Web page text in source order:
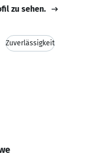
zu sehen.
Zuverlässigkeit